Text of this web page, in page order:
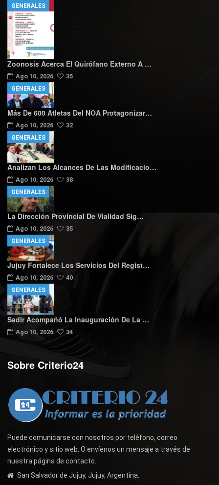
Zoonosis Acerca El Quirófano Externo A …
Ago 10, 2026 35
GENERALES
Más De 600 Atletas Del NOA Protagonizar…
Ago 10, 2026 32
GENERALES
Analizan Los Alcances De Las Modificacio…
Ago 10, 2026 38
GENERALES
La Dirección Provincial De Vialidad Sig…
Ago 10, 2026 35
GENERALES
Jujuy Fortalece Los Servicios Del Regist…
Ago 10, 2026 40
GENERALES
Sadir Acompañó La Inauguración De La …
Ago 10, 2026 34
GENERALES
Sobre Criterio24
Puede comunicarse con nosotros por teléfono, correo
electrónico y sitio web. O envíenos un mensaje a través de
nuestra página de contacto.
San Salvador de Jujuy, Jujuy, Argentina.